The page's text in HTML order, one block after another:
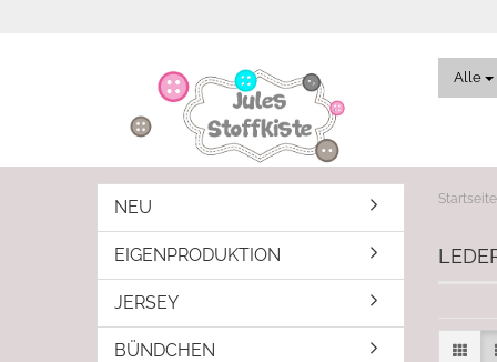
Alle
Startseite
NEU
EIGENPRODUKTION
JERSEY
BÜNDCHEN